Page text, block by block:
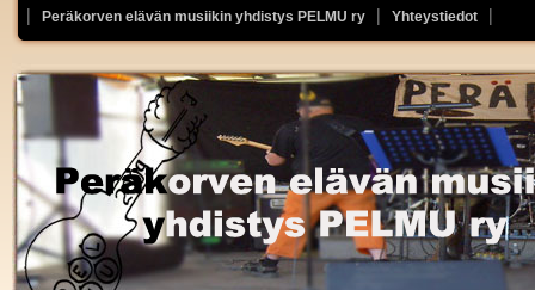
Peräkorven elävän musiikin yhdistys PELMU ry Yhteystiedot